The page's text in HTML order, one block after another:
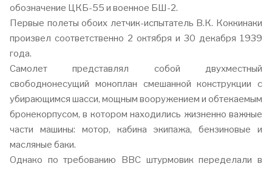
обозначение ЦКБ-55 и военное БШ-2.
Первые полеты обоих летчик-испытатель В.К. Коккинаки
произвел соответственно 2 октября и 30 декабря 1939
года.
Самолет представлял собой двухместный
свободнонесущий моноплан смешанной конструкции с
убирающимся шасси, мощным вооружением и обтекаемым
бронекорпусом, в котором находились жизненно важные
части машины: мотор, кабина экипажа, бензиновые и
масляные баки.
Однако по требованию ВВС штурмовик переделали в